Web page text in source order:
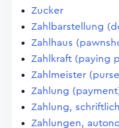
Zucker
Zahlbarstellung
Zahlhaus
Zahlkraft (paying
Zahlmeister
Zahlung
Zahlung,
Zahlungen,